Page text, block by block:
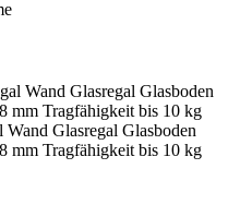
Wand Glasregal Glasboden
mm Tragfähigkeit bis 10 kg